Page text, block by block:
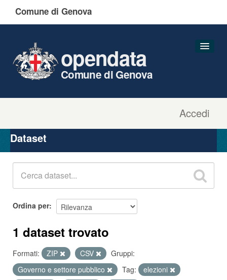
Comune di Genova
Accedi
opendata
Comune di Genova
Organizzazioni
Gruppi
Dataset
Ordina per
1 dataset trovato
Formati: ZIP CSV
Gruppi:
Governo e settore pubblico
Tag:
elezioni